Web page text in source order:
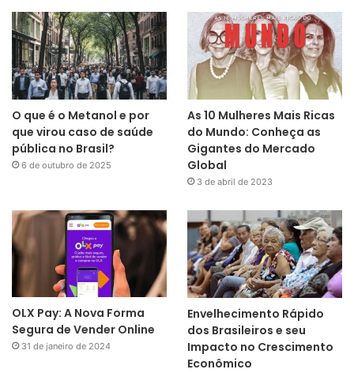
O que é o Metanol e por
que virou caso de saúde
pública no Brasil?
6 de outubro de 2025
As 10 Mulheres Mais Ricas
do Mundo: Conheça as
Gigantes do Mercado
Global
3 de abril de 2023
OLX Pay: A Nova Forma
Segura de Vender Online
31 de janeiro de 2024
Envelhecimento Rápido
dos Brasileiros e seu
Impacto no Crescimento
Econômico